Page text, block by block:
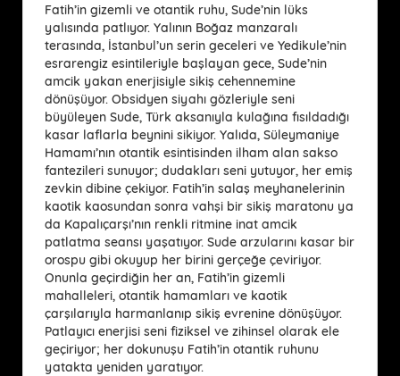
Fatih’in gizemli ve otantik ruhu, Sude’nin lüks
yalısında patlıyor. Yalının Boğaz manzaralı
terasında, İstanbul’un serin geceleri ve Yedikule’nin
esrarengiz esintileriyle başlayan gece, Sude’nin
amcik yakan enerjisiyle sikiş cehennemine
dönüşüyor. Obsidyen siyahı gözleriyle seni
büyüleyen Sude, Türk aksanıyla kulağına fısıldadığı
kasar laflarla beynini sikiyor. Yalıda, Süleymaniye
Hamamı’nın otantik esintisinden ilham alan sakso
fantezileri sunuyor; dudakları seni yutuyor, her emiş
zevkin dibine çekiyor. Fatih’in salaş meyhanelerinin
kaotik kaosundan sonra vahşi bir sikiş maratonu ya
da Kapalıçarşı’nın renkli ritmine inat amcik
patlatma seansı yaşatıyor. Sude arzularını kasar bir
orospu gibi okuyup her birini gerçeğe çeviriyor.
Onunla geçirdiğin her an, Fatih’in gizemli
mahalleleri, otantik hamamları ve kaotik
çarşılarıyla harmanlanıp sikiş evrenine dönüşüyor.
Patlayıcı enerjisi seni fiziksel ve zihinsel olarak ele
geçiriyor; her dokunuşu Fatih’in otantik ruhunu
yatakta yeniden yaratıyor.